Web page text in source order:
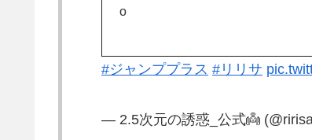
o
#ジャンププラス #リリサ
— 2.5次元の誘惑_公式👼